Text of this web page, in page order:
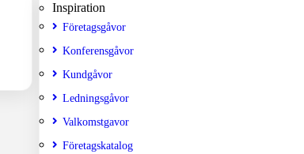
Inspiration
Företagsgåvor
Konferensgåvor
Kundgåvor
Ledningsgåvor
Valkomstgavor
Företagskatalog